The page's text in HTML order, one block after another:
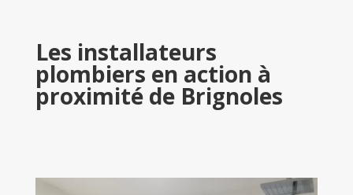
Les installateurs
plombiers en action à
proximité de Brignoles